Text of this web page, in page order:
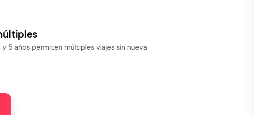
y 5 años permiten múltiples viajes sin nueva